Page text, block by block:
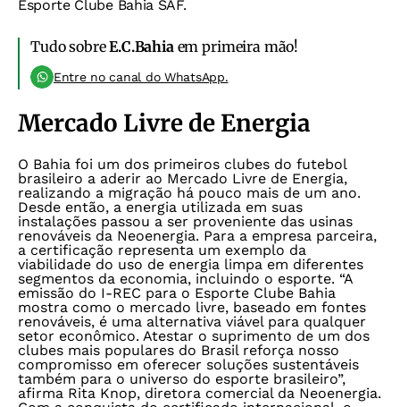
Esporte Clube Bahia SAF.
Tudo sobreE.C.Bahiaem primeira mão!
Entre no canal do WhatsApp.
Mercado Livre de Energia
O Bahia foi um dos primeiros clubes do futebol
brasileiro a aderir ao Mercado Livre de Energia,
realizando a migração há pouco mais de um ano.
Desde então, a energia utilizada em suas
instalações passou a ser proveniente das usinas
renováveis da Neoenergia. Para a empresa parceira,
a certificação representa um exemplo da
viabilidade do uso de energia limpa em diferentes
segmentos da economia, incluindo o esporte. “A
emissão do I-REC para o Esporte Clube Bahia
mostra como o mercado livre, baseado em fontes
renováveis, é uma alternativa viável para qualquer
setor econômico. Atestar o suprimento de um dos
clubes mais populares do Brasil reforça nosso
compromisso em oferecer soluções sustentáveis
também para o universo do esporte brasileiro”,
afirma Rita Knop, diretora comercial da Neoenergia.